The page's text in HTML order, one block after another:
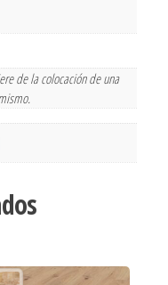
de la colocación de una